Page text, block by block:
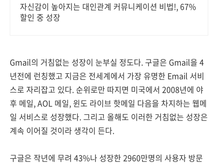
자신감이 높아지는 대인관계 커뮤니케이션 비법!, 67%
할인 중 성장
Gmail의 거침없는 성장이 눈부실 정도다. 구글은 Gmail을 4
년전에 런칭했고 지금은 전세계에서 가장 유명한 Email 서비
스로 자리잡고 있다. 순위로만 따지면 미국에서 2008년에 야
후 메일, AOL 메일, 윈도 라이브 핫메일 다음을 차지하는 웹메
일 서비스로 성장했다. 그리고 올해도 이러한 거침없는 성장은
계속 이어질 것이라 생각이 든다.
구글은 작년에 무려 43%나 성장한 2960만명의 사용자 방문